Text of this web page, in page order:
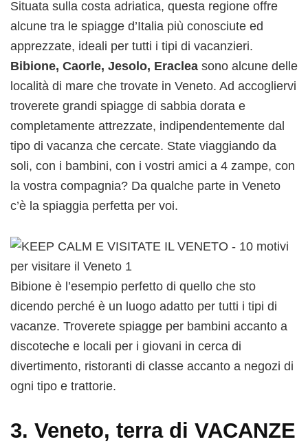
Situata sulla costa adriatica, questa regione offre
alcune tra le spiagge d’Italia più conosciute ed
apprezzate, ideali per tutti i tipi di vacanzieri.
Bibione, Caorle, Jesolo, Eraclea sono alcune delle
località di mare che trovate in Veneto. Ad accogliervi
troverete grandi spiagge di sabbia dorata e
completamente attrezzate, indipendentemente dal
tipo di vacanza che cercate. State viaggiando da
soli, con i bambini, con i vostri amici a 4 zampe, con
la vostra compagnia? Da qualche parte in Veneto
c’è la spiaggia perfetta per voi.
Bibione è l’esempio perfetto di quello che sto
dicendo perché è un luogo adatto per tutti i tipi di
vacanze. Troverete spiagge per bambini accanto a
discoteche e locali per i giovani in cerca di
divertimento, ristoranti di classe accanto a negozi di
ogni tipo e trattorie.
3. Veneto, terra di VACANZE